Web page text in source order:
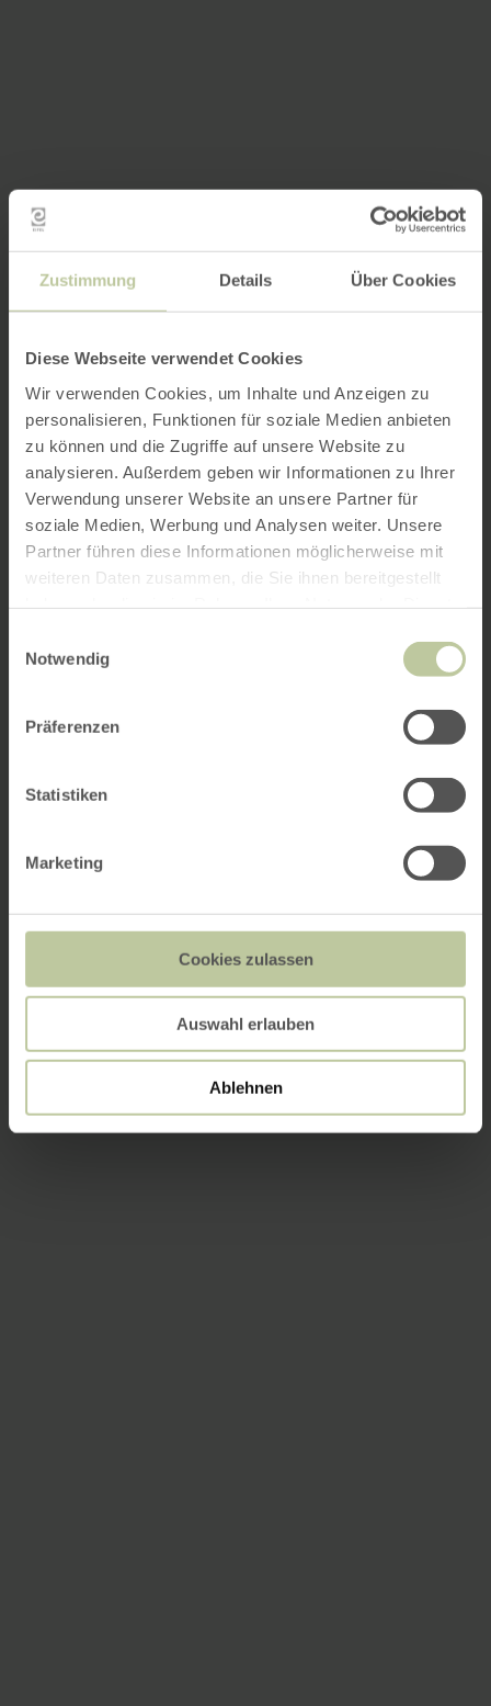
Zustimmung Details Über Cookies
Diese Webseite verwendet Cookies
Wir verwenden Cookies, um Inhalte und Anzeigen zu
personalisieren, Funktionen für soziale Medien anbieten
zu können und die Zugriffe auf unsere Website zu
analysieren. Außerdem geben wir Informationen zu Ihrer
Verwendung unserer Website an unsere Partner für
soziale Medien, Werbung und Analysen weiter. Unsere
Partner führen diese Informationen möglicherweise mit
weiteren Daten zusammen, die Sie ihnen bereitgestellt
Notwendig
Präferenzen
Statistiken
Marketing
Cookies zulassen
Auswahl erlauben
Ablehnen